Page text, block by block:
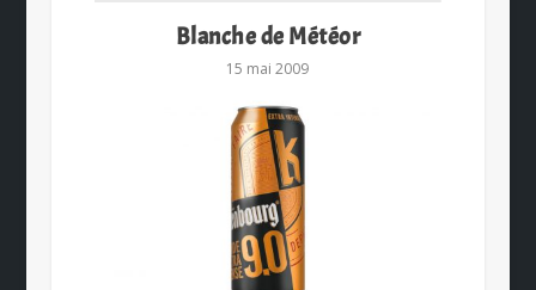
Blanche de Météor
15 mai 2009